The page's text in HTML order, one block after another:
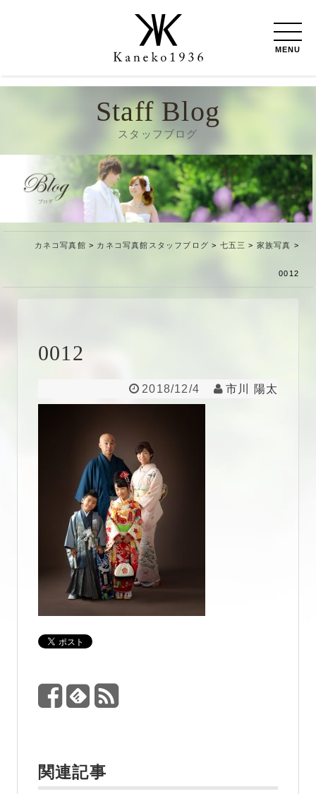
MENU
Staff Blog
スタッフブログ
カネコ写真館 > カネコ写真館スタッフブログ > 七五三 > 家族写真 >
0012
0012
2018/12/4 市川 陽太
関連記事